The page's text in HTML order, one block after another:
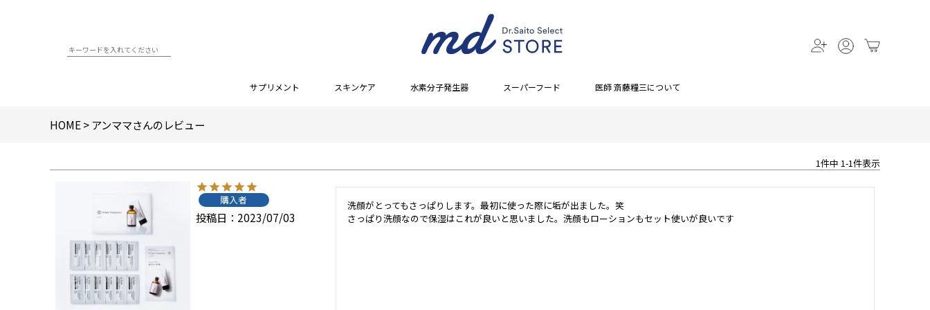
サプリメント スキンケア 水素分子発生器 スーパーフード 医師 斎藤糧三について
HOME アンママさんのレビュー
1件中 1-1件表示
購入者
投稿日 2023/07/03
洗顔がとってもさっぱりします。最初に使った際に垢が出ました。笑
さっぱり洗顔なので保湿はこれが良いと思いました。洗顔もローションもセット使いが良いです